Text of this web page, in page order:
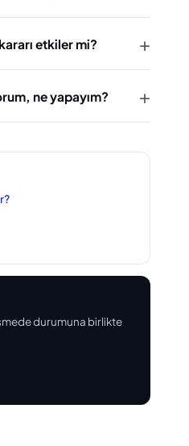
etkiler mi?
ne yapayım?
durumuna birlikte